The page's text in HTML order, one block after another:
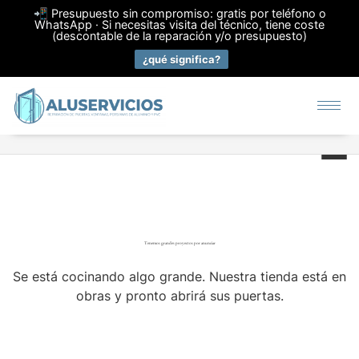
📲 Presupuesto sin compromiso: gratis por teléfono o
WhatsApp · Si necesitas visita del técnico, tiene coste
(descontable de la reparación y/o presupuesto)
¿qué significa?
Tenemos grandes proyectos por anunciar
Se está cocinando algo grande. Nuestra tienda está en
obras y pronto abrirá sus puertas.